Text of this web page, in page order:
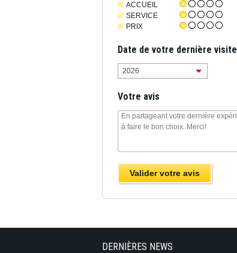
ACCUEIL
SERVICE
PRIX
Date de votre dernière visite
2026
Votre avis
DERNIÈRES NEWS